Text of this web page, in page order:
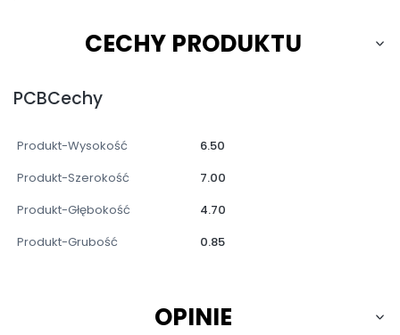
CECHY PRODUKTU
PCBCechy
Produkt-Wysokość
6.50
Produkt-Szerokość
7.00
Produkt-Głębokość
4.70
Produkt-Grubość
0.85
OPINIE